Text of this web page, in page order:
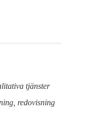
tjänster
redovisning